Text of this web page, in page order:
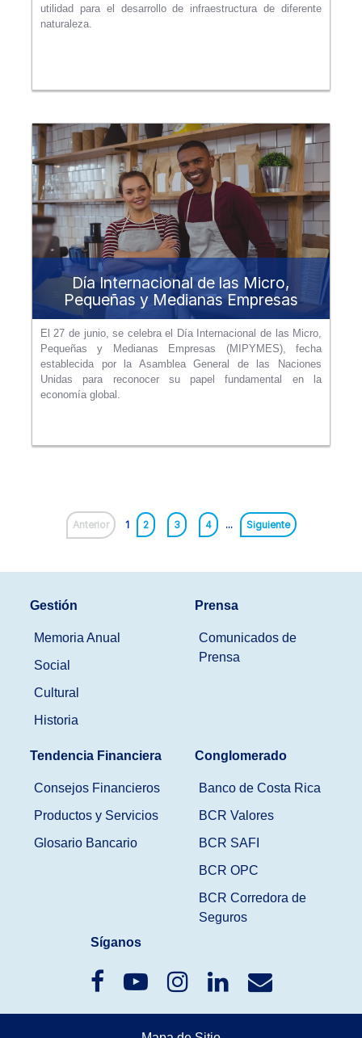
utilidad para el desarrollo de infraestructura de diferente
naturaleza.
Día Internacional de las Micro,
Pequeñas y Medianas Empresas
El 27 de junio, se celebra el Día Internacional de las Micro,
Pequeñas y Medianas Empresas (MIPYMES), fecha
establecida por la Asamblea General de las Naciones
Unidas para reconocer su papel fundamental en la
economía global.
Anterior 1 2 3 4 ... Siguiente
Gestión
Memoria Anual
Social
Cultural
Historia
Prensa
Comunicados de
Prensa
Tendencia Financiera
Consejos Financieros
Productos y Servicios
Glosario Bancario
Conglomerado
Banco de Costa Rica
BCR Valores
BCR SAFI
BCR OPC
BCR Corredora de
Seguros
Síganos